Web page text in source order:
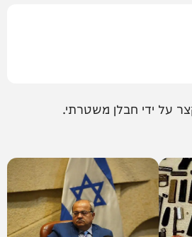
על ידי חבלן משטרתי.